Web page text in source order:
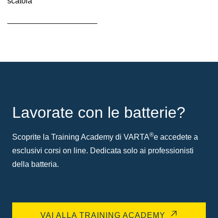
Lavorate con le batterie?
Scoprite la Training Academy di VARTA®e accedete a
esclusivi corsi on line. Dedicata solo ai professionisti
della batteria.
VAI ALLA TRAINING ACADEMY